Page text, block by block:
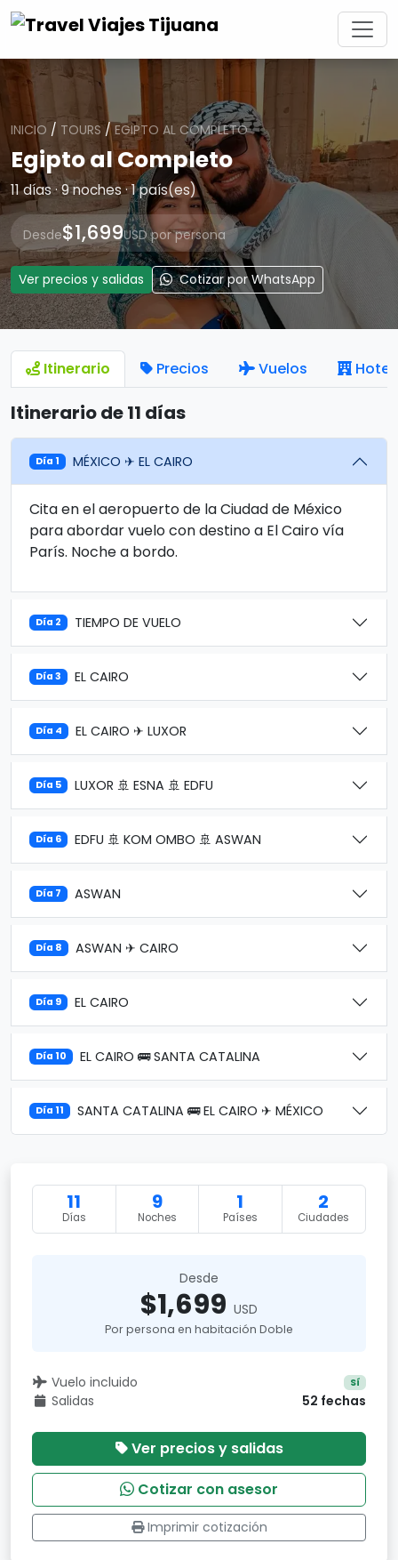
INICIO / TOURS/EGIPTO AL COMPLETO
Egipto al Completo
11 días · 9 noches · 1 país(es)
Desde$1,699USD por persona
Ver precios y salidas Cotizar por WhatsApp
Itinerario Precios Vuelos
Itinerario de 11 días
Día 1 MÉXICO ✈ EL CAIRO
Cita en el aeropuerto de la Ciudad de México
para abordar vuelo con destino a El Cairo vía
París. Noche a bordo.
Día 2 TIEMPO DE VUELO
Día 3 EL CAIRO
Día 4 EL CAIRO ✈ LUXOR
Día 5 LUXOR 🚢 ESNA 🚢 EDFU
Día 6 EDFU 🚢 KOM OMBO 🚢 ASWAN
Día 7 ASWAN
Día 8 ASWAN ✈ CAIRO
Día 9 EL CAIRO
Día 10 EL CAIRO 🚌 SANTA CATALINA
Día 11 SANTA CATALINA 🚌 EL CAIRO ✈ MÉXICO
11
Días
9
Noches
1
Países
2
Ciudades
Desde
$1,699 USD
Por persona en habitación Doble
Vuelo incluido Sí
Salidas 52 fechas
Ver precios y salidas
Cotizar con asesor
Imprimir cotización